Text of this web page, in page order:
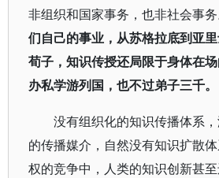
非组织和国家事务，也非社会事务
们自己的事业，从苏格拉底到亚
荀子，知识传授还局限于身体在
办私学游列国，也不过弟子三千。
没有组织化的知识传播体系
的传播媒介，自然没有知识扩散
权的竞争中，人类的知识创新甚